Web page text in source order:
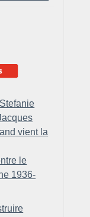
vient la
le
1936-